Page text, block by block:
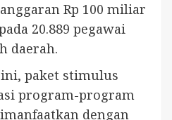
Rp 100 miliar
20.889 pegawai
daerah.
ini, paket stimulus
program-program
dengan